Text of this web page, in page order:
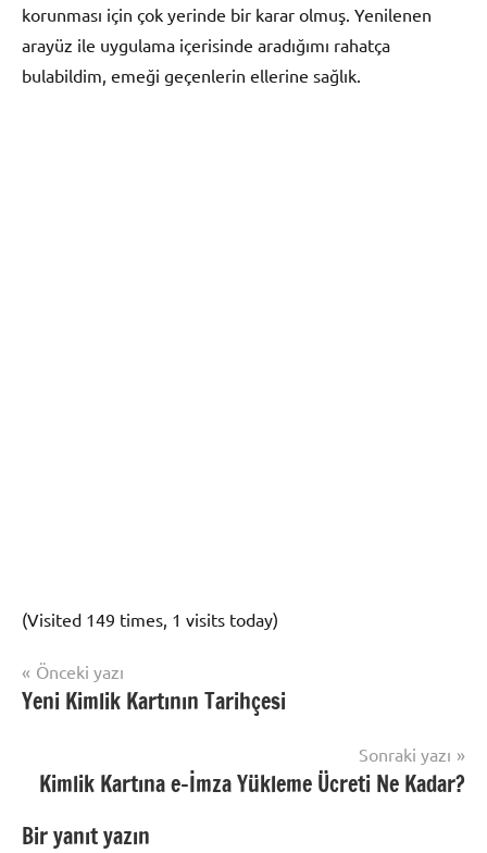
korunması için çok yerinde bir karar olmuş. Yenilenen
arayüz ile uygulama içerisinde aradığımı rahatça
bulabildim, emeği geçenlerin ellerine sağlık.
(Visited 149 times, 1 visits today)
Nüfus
İşlemleri
Yazı
gezinmesi
Önceki yazı
Yeni Kimlik Kartının Tarihçesi
Sonraki yazı
Kimlik Kartına e-İmza Yükleme Ücreti Ne Kadar?
Bir yanıt yazın